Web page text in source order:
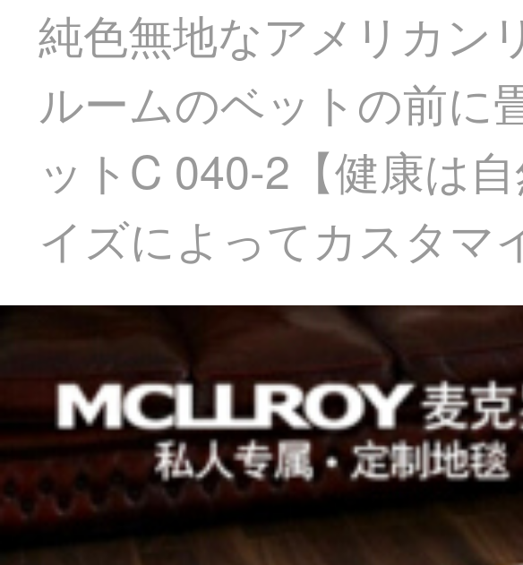
純色無地なアメリカン
ルームのベットの前に
ットC 040-2【健康は
イズによってカスタマ